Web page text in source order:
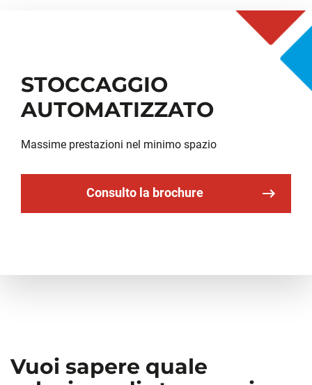
STOCCAGGIO
AUTOMATIZZATO
Massime prestazioni nel minimo spazio
Consulto la brochure
Vuoi sapere quale